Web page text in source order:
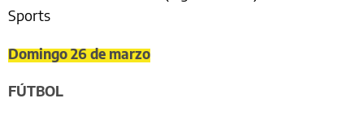
Sports
Domingo 26 de marzo
FÚTBOL